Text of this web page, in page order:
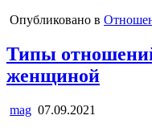
Опубликовано в
Типы
женщиной
mag 07.09.2021